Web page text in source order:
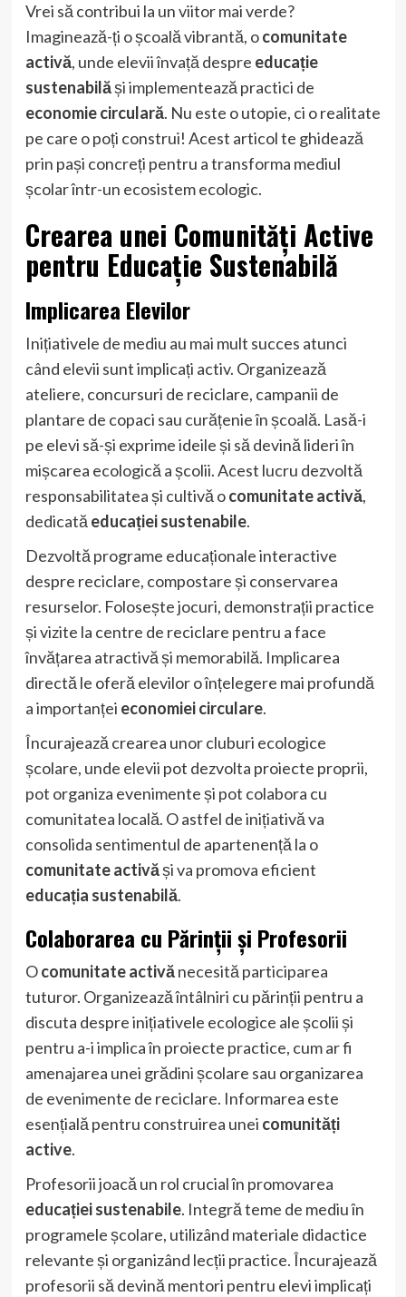
Vrei să contribui la un viitor mai verde?
Imaginează-ți o școală vibrantă, ocomunitate
activă, unde elevii învață despre educație
sustenabilăși implementează practici de
economie circulară. Nu este o utopie, ci o realitate
pe care o poți construi! Acest articol te ghidează
prin pași concreți pentru a transforma mediul
școlar într-un ecosistem ecologic.
Crearea unei Comunități Active
pentru Educație Sustenabilă
Implicarea Elevilor
Inițiativele de mediu au mai mult succes atunci
când elevii sunt implicați activ. Organizează
ateliere, concursuri de reciclare, campanii de
plantare de copaci sau curățenie în școală. Lasă-i
pe elevi să-și exprime ideile și să devină lideri în
mișcarea ecologică a școlii. Acest lucru dezvoltă
responsabilitatea și cultivă ocomunitate activă,
dedicatăeducației sustenabile.
Dezvoltă programe educaționale interactive
despre reciclare, compostare și conservarea
resurselor. Folosește jocuri, demonstrații practice
și vizite la centre de reciclare pentru a face
învățarea atractivă și memorabilă. Implicarea
directă le oferă elevilor o înțelegere mai profundă
a importanței economiei circulare.
Încurajează crearea unor cluburi ecologice
școlare, unde elevii pot dezvolta proiecte proprii,
pot organiza evenimente și pot colabora cu
comunitatea locală. O astfel de inițiativă va
consolida sentimentul de apartenență la o
comunitate activăși va promova eficient
educația sustenabilă.
Colaborarea cu Părinții și Profesorii
Ocomunitate activănecesită participarea
tuturor. Organizează întâlniri cu părinții pentru a
discuta despre inițiativele ecologice ale școlii și
pentru a-i implica în proiecte practice, cum ar fi
amenajarea unei grădini școlare sau organizarea
de evenimente de reciclare. Informarea este
esențială pentru construirea unei comunități
active.
Profesorii joacă un rol crucial în promovarea
educației sustenabile. Integră teme de mediu în
programele școlare, utilizând materiale didactice
relevante și organizând lecții practice. Încurajează
profesorii să devină mentori pentru elevi implicați